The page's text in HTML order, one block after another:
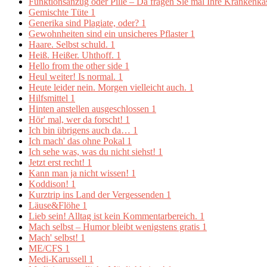
Gemischte Tüte 1
Generika sind Plagiate, oder? 1
Gewohnheiten sind ein unsicheres Pflaster 1
Haare. Selbst schuld. 1
Heiß. Heißer. Uhthoff. 1
Hello from the other side 1
Heul weiter! Is normal. 1
Heute leider nein. Morgen vielleicht auch. 1
Hilfsmittel 1
Hinten anstellen ausgeschlossen 1
Hör' mal, wer da forscht! 1
Ich bin übrigens auch da… 1
Ich mach' das ohne Pokal 1
Ich sehe was, was du nicht siehst! 1
Jetzt erst recht! 1
Kann man ja nicht wissen! 1
Koddison! 1
Kurztrip ins Land der Vergessenden 1
Läuse&Flöhe 1
Lieb sein! Alltag ist kein Kommentarbereich. 1
Mach selbst – Humor bleibt wenigstens gratis 1
Mach' selbst! 1
ME/CFS 1
Medi-Karussell 1